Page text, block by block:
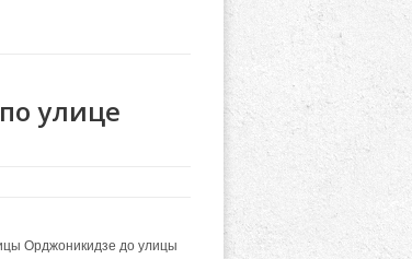
улице
Орджоникидзе до улицы